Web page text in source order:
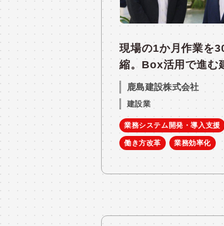
現場の1か月作業を
縮。Box活用で進む
鹿島建設株式会社
建設業
業務システム開発・導入支援
働き方改革 業務効率化